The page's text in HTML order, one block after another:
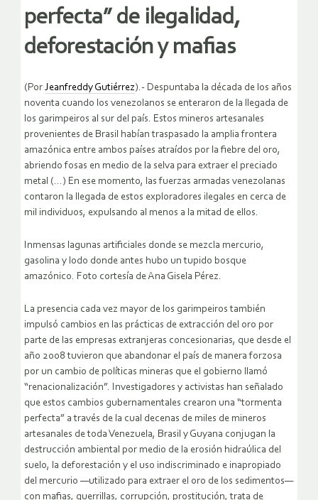
perfecta” de ilegalidad,
deforestación y mafias
(Por Jeanfreddy Gutiérrez).- Despuntaba la década de los años
noventa cuando los venezolanos se enteraron de la llegada de
los garimpeiros al sur del país. Estos mineros artesanales
provenientes de Brasil habían traspasado la amplia frontera
amazónica entre ambos países atraídos por la fiebre del oro,
abriendo fosas en medio de la selva para extraer el preciado
metal (…) En ese momento, las fuerzas armadas venezolanas
contaron la llegada de estos exploradores ilegales en cerca de
mil individuos, expulsando al menos a la mitad de ellos.
Inmensas lagunas artificiales donde se mezcla mercurio,
gasolina y lodo donde antes hubo un tupido bosque
amazónico. Foto cortesía de Ana Gisela Pérez.
La presencia cada vez mayor de los garimpeiros también
impulsó cambios en las prácticas de extracción del oro por
parte de las empresas extranjeras concesionarias, que desde el
año 2008 tuvieron que abandonar el país de manera forzosa
por un cambio de políticas mineras que el gobierno llamó
“renacionalización”. Investigadores y activistas han señalado
que estos cambios gubernamentales crearon una “tormenta
perfecta” a través de la cual decenas de miles de mineros
artesanales de toda Venezuela, Brasil y Guyana conjugan la
destrucción ambiental por medio de la erosión hidraúlica del
suelo, la deforestación y el uso indiscriminado e inapropiado
del mercurio —utilizado para extraer el oro de los sedimentos—
con mafias, guerrillas, corrupción, prostitución, trata de